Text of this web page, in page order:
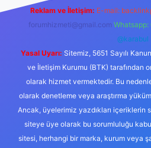
Reklam ve İletişim: E-mail:
forumhizmeti@gmail.com
@karabul
Yasal Uyarı: Sitemiz, 5651 Sayılı
ve İletişim Kurumu (BTK) tarafından
olarak hizmet vermektedir. Bu
olarak denetleme veya araştırma
Ancak, üyelerimiz yazdıkları içeriklerin
siteye üye olarak bu sorumluluğu
sitesi, herhangi bir marka, kurum veya